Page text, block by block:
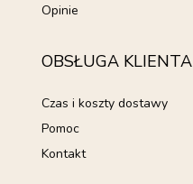
Opinie
OBSŁUGA KLIENTA
Czas i koszty dostawy
Pomoc
Kontakt